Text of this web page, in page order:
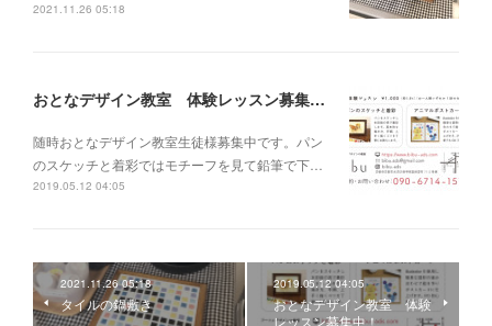
2021.11.26 05:18
おとなデザイン教室 体験レッスン募集中！
随時おとなデザイン教室生徒様募集中です。パン
のスケッチと着彩ではモチーフを見て鉛筆で下…
2019.05.12 04:05
2021.11.26 05:18
タイルの鍋敷き
2019.05.12 04:05
おとなデザイン教室 体験
レッスン募集中！